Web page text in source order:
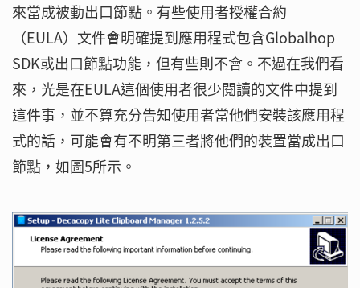
來當成被動出口節點。有些使用者授權合約
（EULA）文件會明確提到應用程式包含Globalhop
SDK或出口節點功能，但有些則不會。不過在我們看
來，光是在EULA這個使用者很少閱讀的文件中提到
這件事，並不算充分告知使用者當他們安裝該應用程
式的話，可能會有不明第三者將他們的裝置當成出口
節點，如圖5所示。